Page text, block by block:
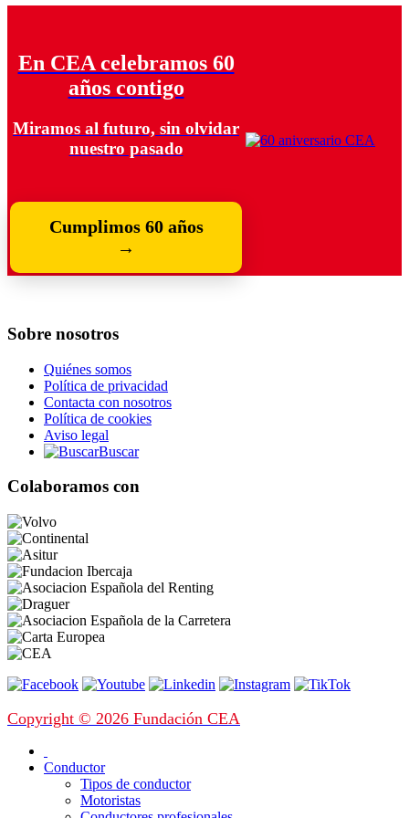
En CEA celebramos 60
años contigo
Miramos al futuro, sin olvidar
nuestro pasado
Cumplimos 60 años
→
Sobre nosotros
Quiénes somos
Política de privacidad
Contacta con nosotros
Política de cookies
Aviso legal
Buscar
Colaboramos con
Copyright © 2026 Fundación CEA
Conductor
Tipos de conductor
Motoristas